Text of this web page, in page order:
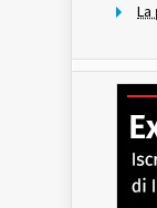
La